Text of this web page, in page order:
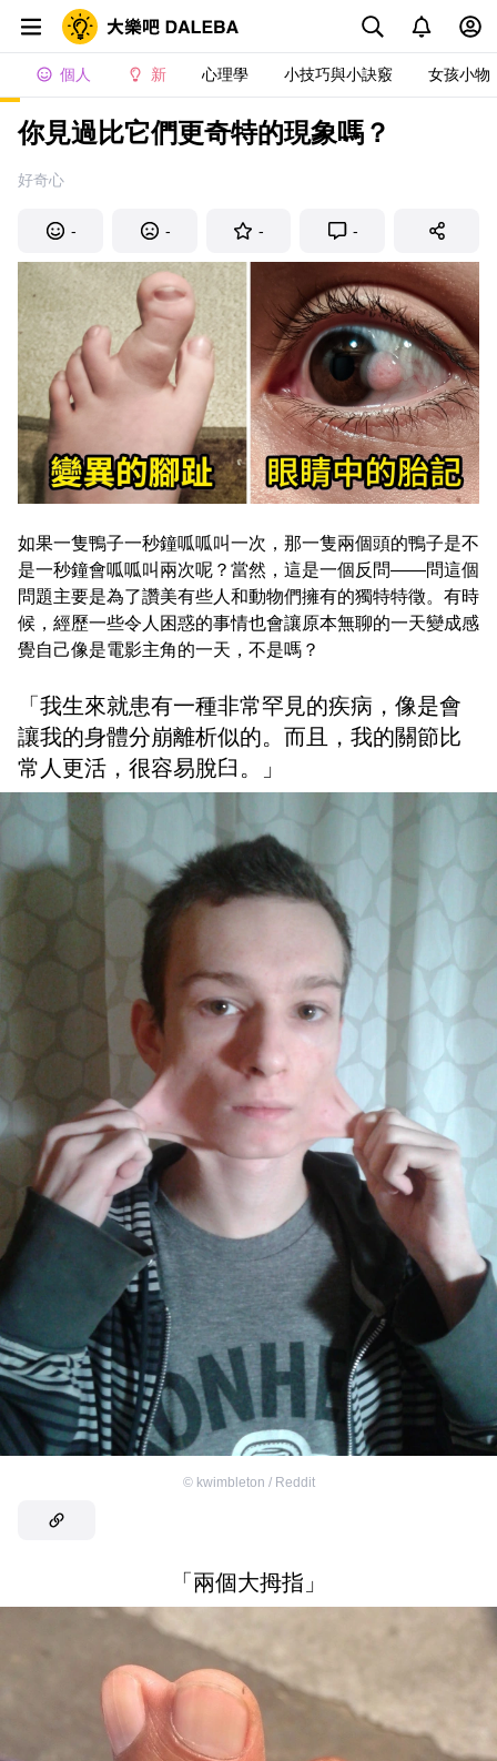
個人 新 心理學 小技巧與小訣竅 女孩小物
你見過比它們更奇特的現象嗎？
好奇心
- - - -
如果一隻鴨子一秒鐘呱呱叫一次，那一隻兩個頭的鴨子是不
是一秒鐘會呱呱叫兩次呢？當然，這是一個反問——問這個
問題主要是為了讚美有些人和動物們擁有的獨特特徵。有時
候，經歷一些令人困惑的事情也會讓原本無聊的一天變成感
覺自己像是電影主角的一天，不是嗎？
「我生來就患有一種非常罕見的疾病，像是會
讓我的身體分崩離析似的。而且，我的關節比
常人更活，很容易脫臼。」
© kwimbleton / Reddit
「兩個大拇指」